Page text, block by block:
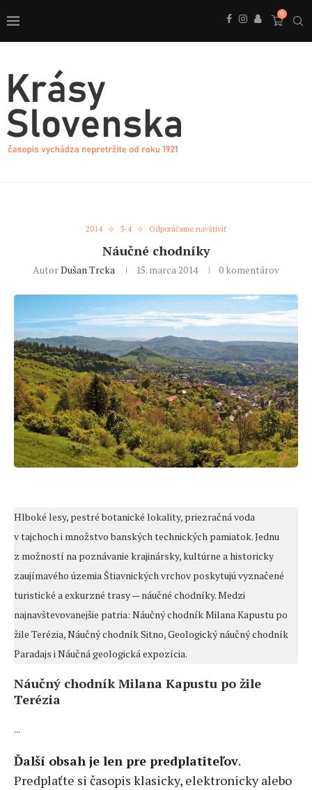
0
2014 3-4 Odporúčame navštíviť
Náučné chodníky
AutorDušan Trcka 15. marca 2014 0 komentárov
Hlboké lesy, pestré botanické lokality, priezračná voda
v tajchoch i množstvo banských technických pamiatok. Jednu
z možností na poznávanie krajinársky, kultúrne a historicky
zaujímavého územia Štiavnických vrchov poskytujú vyznačené
turistické a exkurzné trasy — náučné chodníky. Medzi
najnavštevovanejšie patria: Náučný chodník Milana Kapustu po
žile Terézia, Náučný chodník Sitno, Geologický náučný chodník
Paradajs i Náučná geologická expozícia.
Náučný chodník Milana Kapustu po žile
Terézia
...
Ďalší obsah je len pre predplatiteľov.
Predplaťte si časopis klasicky, elektronicky alebo